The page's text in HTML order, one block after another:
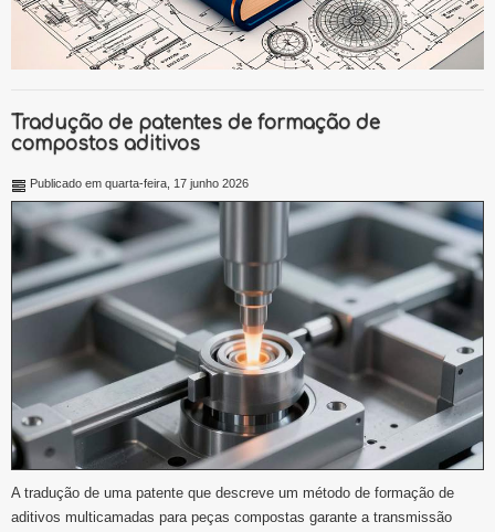
Tradução de patentes de formação de
compostos aditivos
Publicado em quarta-feira, 17 junho 2026
A tradução de uma patente que descreve um método de formação de
aditivos multicamadas para peças compostas garante a transmissão